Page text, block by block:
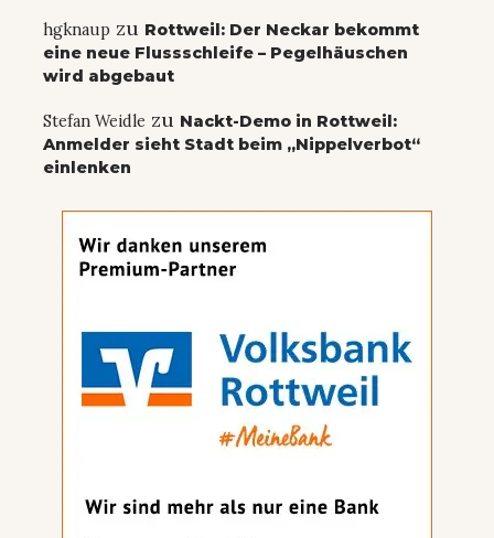
hgknaup zu Rottweil: Der Neckar bekommt
eine neue Flussschleife – Pegelhäuschen
wird abgebaut
Stefan Weidle zu Nackt-Demo in Rottweil:
Anmelder sieht Stadt beim „Nippelverbot“
einlenken